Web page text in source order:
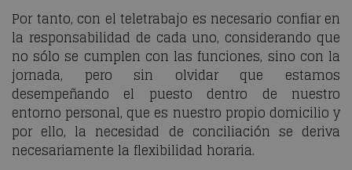
Por tanto, con el teletrabajo es necesario confiar en
la responsabilidad de cada uno, considerando que
no sólo se cumplen con las funciones, sino con la
jornada, pero sin olvidar que estamos
desempeñando el puesto dentro de nuestro
entorno personal, que es nuestro propio domicilio y
por ello, la necesidad de conciliación se deriva
necesariamente la flexibilidad horaria.